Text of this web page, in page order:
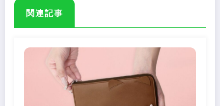
関連記事